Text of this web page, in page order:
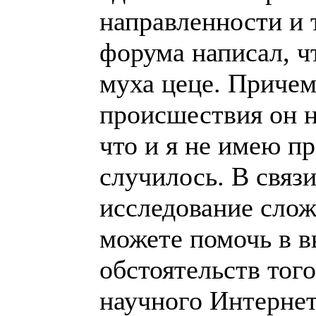
направленности и
форума написал,
муха цеце. Причем
происшествия он
что и я не имею
случилось. В
исследование
можете помочь в
обстоятельств
научного